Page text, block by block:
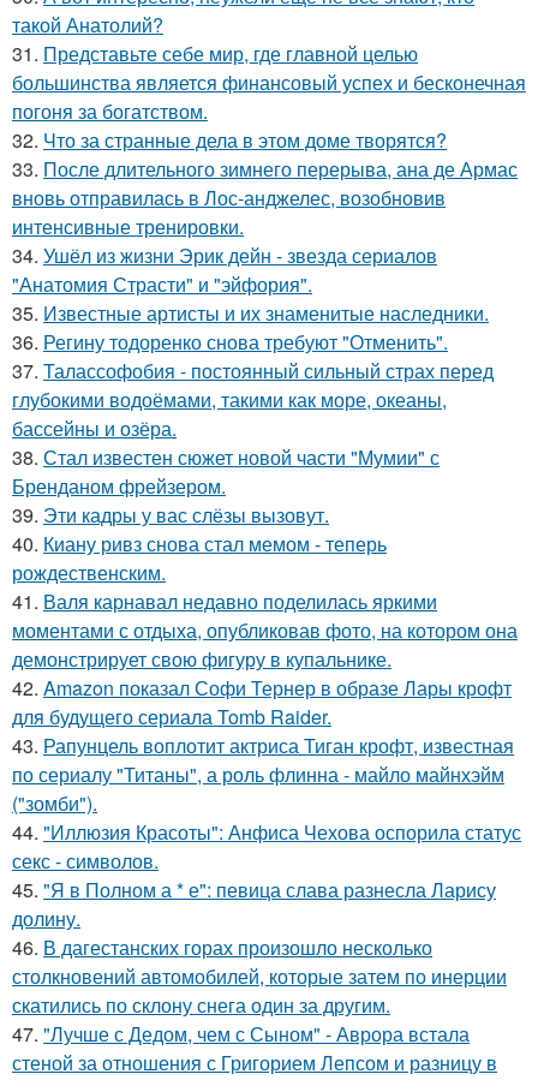
такой Анатолий?
31. Представьте себе мир, где главной целью
большинства является финансовый успех и бесконечная
погоня за богатством.
32. Что за странные дела в этом доме творятся?
33. После длительного зимнего перерыва, ана де Армас
вновь отправилась в Лос-анджелес, возобновив
интенсивные тренировки.
34. Ушёл из жизни Эрик дейн - звезда сериалов
"Анатомия Страсти" и "эйфория".
35. Известные артисты и их знаменитые наследники.
36. Регину тодоренко снова требуют "Отменить".
37. Талассофобия - постоянный сильный страх перед
глубокими водоёмами, такими как море, океаны,
бассейны и озёра.
38. Стал известен сюжет новой части "Мумии" с
Бренданом фрейзером.
39. Эти кадры у вас слёзы вызовут.
40. Киану ривз снова стал мемом - теперь
рождественским.
41. Валя карнавал недавно поделилась яркими
моментами с отдыха, опубликовав фото, на котором она
демонстрирует свою фигуру в купальнике.
42. Amazon показал Софи Тернер в образе Лары крофт
для будущего сериала Tomb Raider.
43. Рапунцель воплотит актриса Тиган крофт, известная
по сериалу "Титаны", а роль флинна - майло майнхэйм
("зомби").
44. "Иллюзия Красоты": Анфиса Чехова оспорила статус
секс - символов.
45. "Я в Полном а * е": певица слава разнесла Ларису
долину.
46. В дагестанских горах произошло несколько
столкновений автомобилей, которые затем по инерции
скатились по склону снега один за другим.
47. "Лучше с Дедом, чем с Сыном" - Аврора встала
стеной за отношения с Григорием Лепсом и разницу в